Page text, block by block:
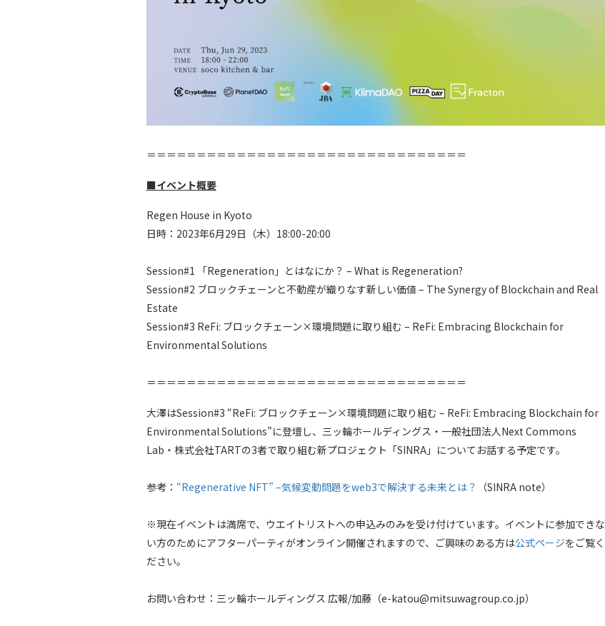
＝＝＝＝＝＝＝＝＝＝＝＝＝＝＝＝＝＝＝＝＝＝＝＝＝＝＝＝＝＝＝＝
■イベント概要
Regen House in Kyoto
日時：2023年6月29日（木）18:00-20:00
Session#1 「Regeneration」とはなにか？ – What is Regeneration?
Session#2 ブロックチェーンと不動産が織りなす新しい価値 – The Synergy of Blockchain and Real
Estate
Session#3 ReFi: ブロックチェーン×環境問題に取り組む – ReFi: Embracing Blockchain for
Environmental Solutions
＝＝＝＝＝＝＝＝＝＝＝＝＝＝＝＝＝＝＝＝＝＝＝＝＝＝＝＝＝＝＝＝
大澤はSession#3 “ReFi: ブロックチェーン×環境問題に取り組む – ReFi: Embracing Blockchain for
Environmental Solutions”に登壇し、三ッ輪ホールディングス・一般社団法人Next Commons
Lab・株式会社TARTの3者で取り組む新プロジェクト「SINRA」についてお話する予定です。
参考： “Regenerative NFT” –気候変動問題をweb3で解決する未来とは？ （SINRA note）
※現在イベントは満席で、ウエイトリストへの申込みのみを受け付けています。イベントに参加できな
い方のためにアフターパーティがオンライン開催されますので、ご興味のある方は公式ページをご覧く
ださい。
お問い合わせ：三ッ輪ホールディングス 広報/加藤（e-katou@mitsuwagroup.co.jp）